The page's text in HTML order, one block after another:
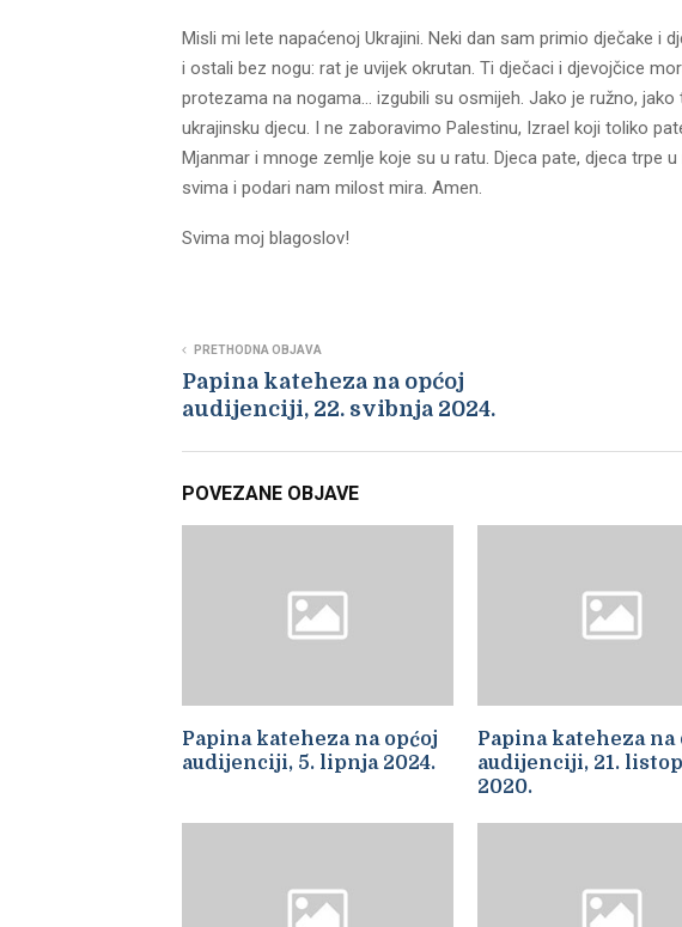
Misli mi lete napaćenoj Ukrajini. Neki dan sam primio dječake i
i ostali bez nogu: rat je uvijek okrutan. Ti dječaci i djevojčice
protezama na nogama… izgubili su osmijeh. Jako je ružno,
ukrajinsku djecu. I ne zaboravimo Palestinu, Izrael koji toliko
Mjanmar i mnoge zemlje koje su u ratu. Djeca pate, djeca trpe
svima i podari nam milost mira. Amen.
Svima moj blagoslov!
PRETHODNA OBJAVA
Papina kateheza na općoj
audijenciji, 22. svibnja 2024.
POVEZANE OBJAVE
Papina kateheza na općoj
audijenciji, 5. lipnja 2024.
Papina kateheza na
audijenciji, 21.
2020.